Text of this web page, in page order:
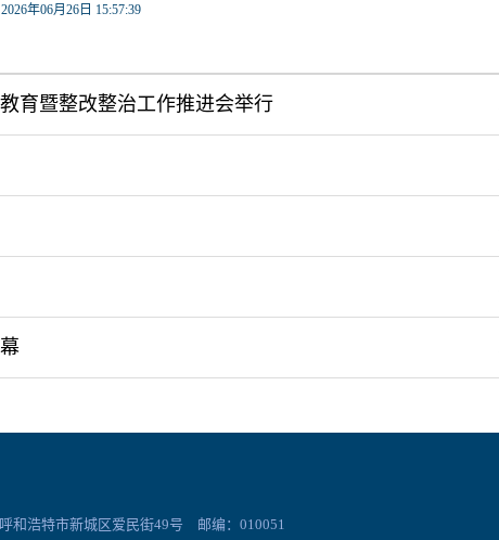
2026年06月26日 15:57:39
育暨整改整治工作推进会举行
和浩特市新城区爱民街49号 邮编：010051